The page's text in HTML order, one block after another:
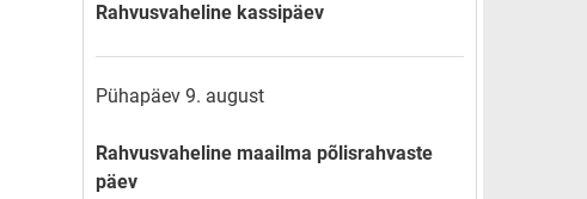
Rahvusvaheline kassipäev
Pühapäev 9. august
Rahvusvaheline maailma põlisrahvaste
päev